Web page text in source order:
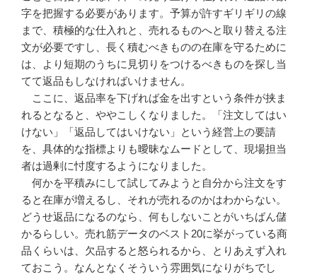
字を把握する必要があります。予算が許すギリギリの線
まで、積極的な仕入れと、売れるものへと取り替える注
文が必要ですし、長く積むべきものの在庫を守るために
は、より短期のうちに見切りをつけるべきものを探し当
てて返品もしなければいけません。
ここに、返品率を下げれば金を出すという条件が挟ま
れるとなると、ややこしくなりました。「注文してはい
けない」「返品してはいけない」という経営上の要請
を、具体的な指標よりも曖昧なムードとして、現場担当
者は過剰に忖度するようになりました。
何かを平積みにして試してみようと自分から注文をす
ると在庫が増えるし、それが売れるのかはわからない。
どうせ返品になるのなら、何もしないことがいちばん儲
かるらしい。売れ筋データのベスト20に挙がっている商
品くらいは、欠品すると怒られるから、とりあえず入れ
ておこう。なんとなくそういう雰囲気になりがちでし